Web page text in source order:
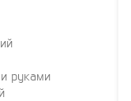
руками